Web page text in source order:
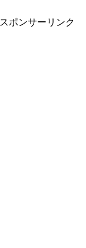
スポンサーリンク